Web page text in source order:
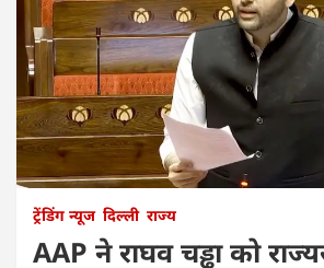
ट्रेंडिंग न्यूज दिल्ली राज्य
AAP ने राघव चड्ढा को